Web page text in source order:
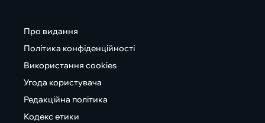
Про видання
Політика конфіденційності
Використання cookies
Угода користувача
Редакційна політика
Кодекс етики